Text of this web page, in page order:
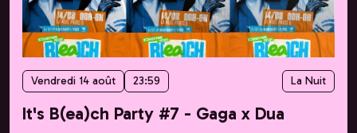
Vendredi 14 août 23:59 La Nuit
It's B(ea)ch Party #7 - Gaga x Dua